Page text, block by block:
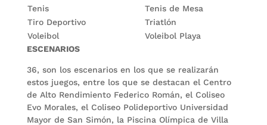
Tenis
Tenis de Mesa
Tiro Deportivo
Triatlón
Voleibol
Voleibol Playa
ESCENARIOS
36, son los escenarios en los que se realizarán
estos juegos, entre los que se destacan el Centro
de Alto Rendimiento Federico Román, el Coliseo
Evo Morales, el Coliseo Polideportivo Universidad
Mayor de San Simón, la Piscina Olímpica de Villa